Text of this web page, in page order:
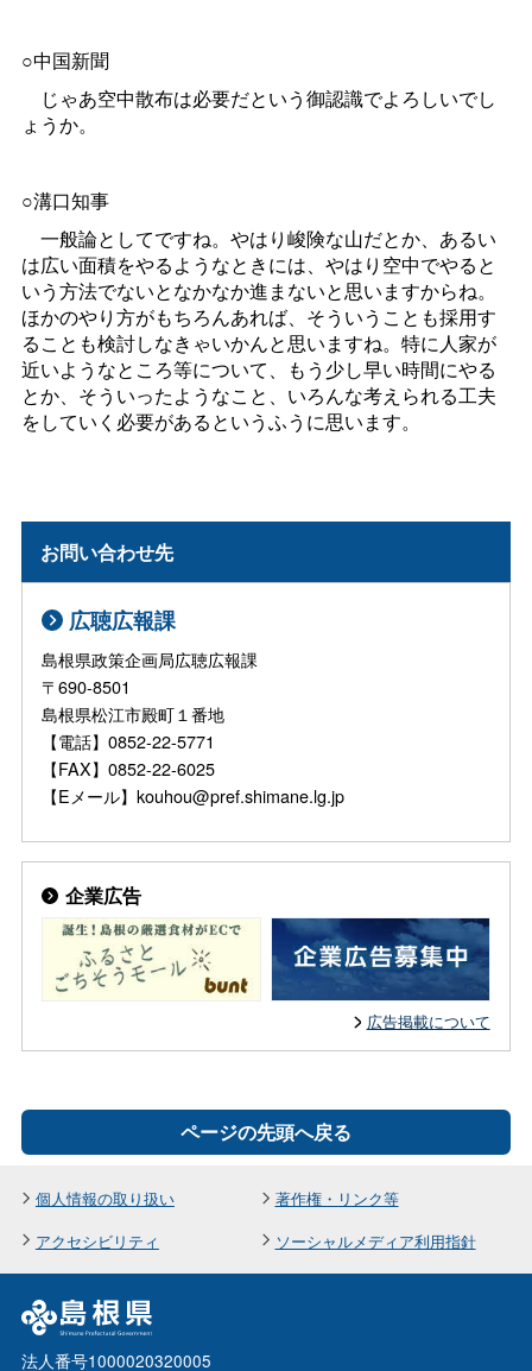
○中国新聞
じゃあ空中散布は必要だという御認識でよろしいでし
ょうか。
○溝口知事
一般論としてですね。やはり峻険な山だとか、あるい
は広い面積をやるようなときには、やはり空中でやると
いう方法でないとなかなか進まないと思いますからね。
ほかのやり方がもちろんあれば、そういうことも採用す
ることも検討しなきゃいかんと思いますね。特に人家が
近いようなところ等について、もう少し早い時間にやる
とか、そういったようなこと、いろんな考えられる工夫
をしていく必要があるというふうに思います。
お問い合わせ先
広聴広報課
島根県政策企画局広聴広報課
〒690-8501
島根県松江市殿町１番地
【電話】0852-22-5771
【FAX】0852-22-6025
【Eメール】kouhou@pref.shimane.lg.jp
企業広告
広告掲載について
ページの先頭へ戻る
個人情報の取り扱い
著作権・リンク等
アクセシビリティ
ソーシャルメディア利用指針
法人番号1000020320005